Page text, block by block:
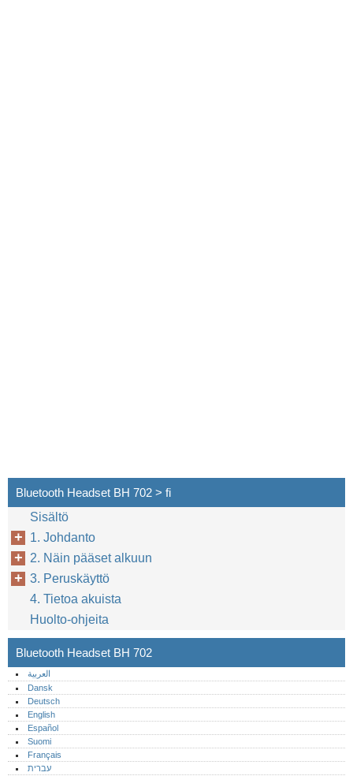
Bluetooth Headset BH 702 > fi
Sisältö
1. Johdanto
2. Näin pääset alkuun
3. Peruskäyttö
4. Tietoa akuista
Huolto-ohjeita
Bluetooth Headset BH 702
العربية
Dansk
Deutsch
English
Español
Suomi
Français
עברית